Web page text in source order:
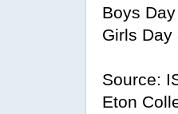
Boys
Girls Day
Source:
Eton